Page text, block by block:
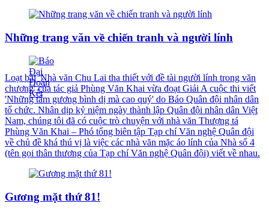
Những trang văn về chiến tranh và người lính
Loạt bài 'Nhà văn Chu Lai tha thiết với đề tài người lính trong văn
chương' của tác giả Phùng Văn Khai vừa đoạt Giải A cuộc thi viết
'Những tấm gương bình dị mà cao quý' do Báo Quân đội nhân dân
tổ chức. Nhân dịp kỷ niệm ngày thành lập Quân đội nhân dân Việt
Nam, chúng tôi đã có cuộc trò chuyện với nhà văn Thượng tá
Phùng Văn Khai – Phó tổng biên tập Tạp chí Văn nghệ Quân đội
về chủ đề khá thú vị là việc các nhà văn mặc áo lính của Nhà số 4
(tên gọi thân thương của Tạp chí Văn nghệ Quân đội) viết về nhau.
Gương mặt thứ 81!